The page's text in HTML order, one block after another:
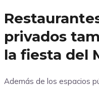
privados
la fiesta del
Además de los espacios